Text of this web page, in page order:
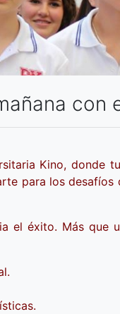
con
Kino, donde
para los
el éxito. Más